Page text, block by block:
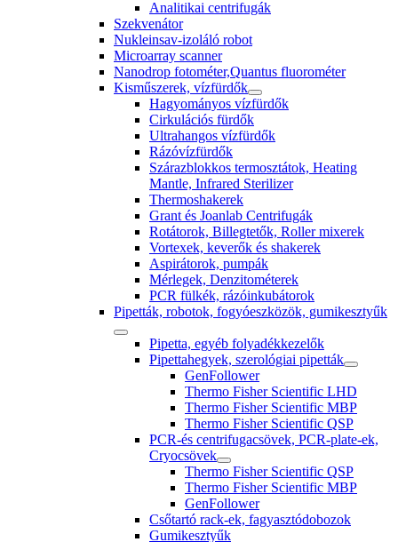
Analitikai centrifugák
Szekvenátor
Nukleinsav-izoláló robot
Microarray scanner
Nanodrop fotométer,Quantus fluorométer
Kisműszerek, vízfürdők
Hagyományos vízfürdők
Cirkulációs fürdők
Ultrahangos vízfürdők
Rázóvízfürdők
Szárazblokkos termosztátok, Heating
Mantle, Infrared Sterilizer
Thermoshakerek
Grant és Joanlab Centrifugák
Rotátorok, Billegtetők, Roller mixerek
Vortexek, keverők és shakerek
Aspirátorok, pumpák
Mérlegek, Denzitométerek
PCR fülkék, rázóinkubátorok
Pipetták, robotok, fogyóeszközök, gumikesztyűk
Pipetta, egyéb folyadékkezelők
Pipettahegyek, szerológiai pipetták
GenFollower
Thermo Fisher Scientific LHD
Thermo Fisher Scientific MBP
Thermo Fisher Scientific QSP
PCR-és centrifugacsövek, PCR-plate-ek,
Cryocsövek
Thermo Fisher Scientific QSP
Thermo Fisher Scientific MBP
GenFollower
Csőtartó rack-ek, fagyasztódobozok
Gumikesztyűk